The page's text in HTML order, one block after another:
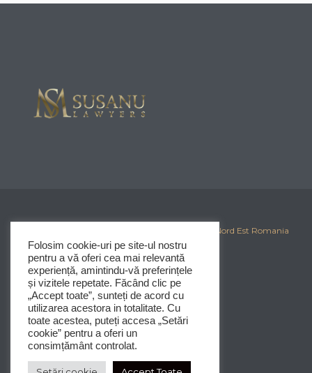
Clubul Investitorilor din Nord Est Romania
Folosim cookie-uri pe site-ul nostru
pentru a vă oferi cea mai relevantă
experiență, amintindu-vă preferințele
și vizitele repetate. Făcând clic pe
„Accept toate”, sunteți de acord cu
utilizarea acestora in totalitate. Cu
toate acestea, puteți accesa „Setări
cookie” pentru a oferi un
consimțământ controlat.